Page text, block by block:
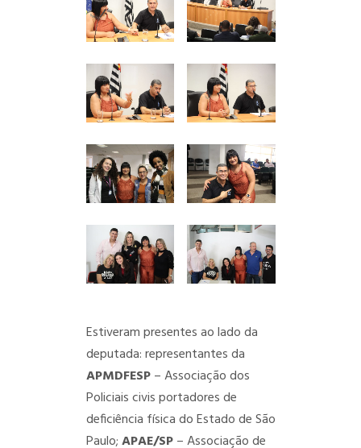
Estiveram presentes ao lado da
deputada: representantes da
APMDFESP– Associação dos
Policiais civis portadores de
deficiência física do Estado de São
Paulo;APAE/SP– Associação de